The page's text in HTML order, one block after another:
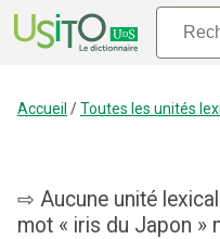
Accueil /Toutes les unités
Aucune unité
mot « iris du Japon »